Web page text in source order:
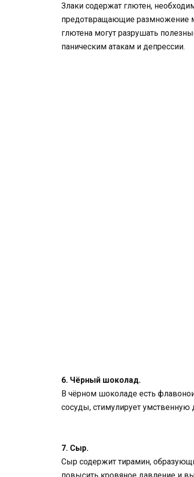
Злаки содержат глютен,
предотвращающие размножение
глютена могут разрушать
паническим атакам и депрессии.
6. Чёрный шоколад.
В чёрном шоколаде есть
сосуды, стимулирует умственную
7. Сыр.
Сыр содержит тирамин,